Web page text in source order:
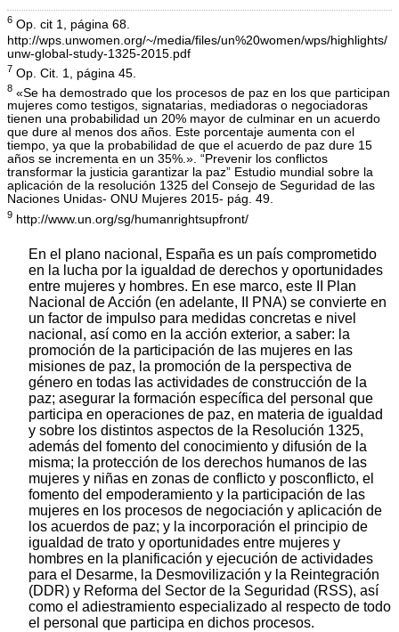
6 Op. cit 1, página 68.
http://wps.unwomen.org/~/media/files/un%20women/wps/highlights/
unw-global-study-1325-2015.pdf
7 Op. Cit. 1, página 45.
8 «Se ha demostrado que los procesos de paz en los que participan
mujeres como testigos, signatarias, mediadoras o negociadoras
tienen una probabilidad un 20% mayor de culminar en un acuerdo
que dure al menos dos años. Este porcentaje aumenta con el
tiempo, ya que la probabilidad de que el acuerdo de paz dure 15
años se incrementa en un 35%.». “Prevenir los conflictos
transformar la justicia garantizar la paz” Estudio mundial sobre la
aplicación de la resolución 1325 del Consejo de Seguridad de las
Naciones Unidas- ONU Mujeres 2015- pág. 49.
9 http://www.un.org/sg/humanrightsupfront/
En el plano nacional, España es un país comprometido
en la lucha por la igualdad de derechos y oportunidades
entre mujeres y hombres. En ese marco, este II Plan
Nacional de Acción (en adelante, II PNA) se convierte en
un factor de impulso para medidas concretas e nivel
nacional, así como en la acción exterior, a saber: la
promoción de la participación de las mujeres en las
misiones de paz, la promoción de la perspectiva de
género en todas las actividades de construcción de la
paz; asegurar la formación específica del personal que
participa en operaciones de paz, en materia de igualdad
y sobre los distintos aspectos de la Resolución 1325,
además del fomento del conocimiento y difusión de la
misma; la protección de los derechos humanos de las
mujeres y niñas en zonas de conflicto y posconflicto, el
fomento del empoderamiento y la participación de las
mujeres en los procesos de negociación y aplicación de
los acuerdos de paz; y la incorporación el principio de
igualdad de trato y oportunidades entre mujeres y
hombres en la planificación y ejecución de actividades
para el Desarme, la Desmovilización y la Reintegración
(DDR) y Reforma del Sector de la Seguridad (RSS), así
como el adiestramiento especializado al respecto de todo
el personal que participa en dichos procesos.